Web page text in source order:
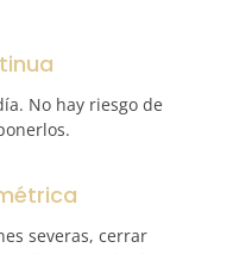
No hay riesgo de
severas, cerrar